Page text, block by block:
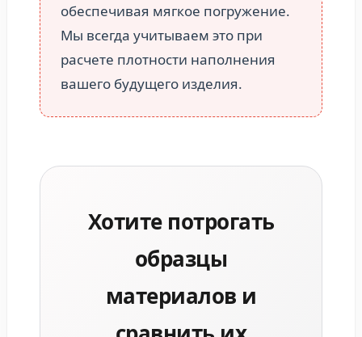
обеспечивая мягкое погружение.
Мы всегда учитываем это при
расчете плотности наполнения
вашего будущего изделия.
Хотите потрогать
образцы
материалов и